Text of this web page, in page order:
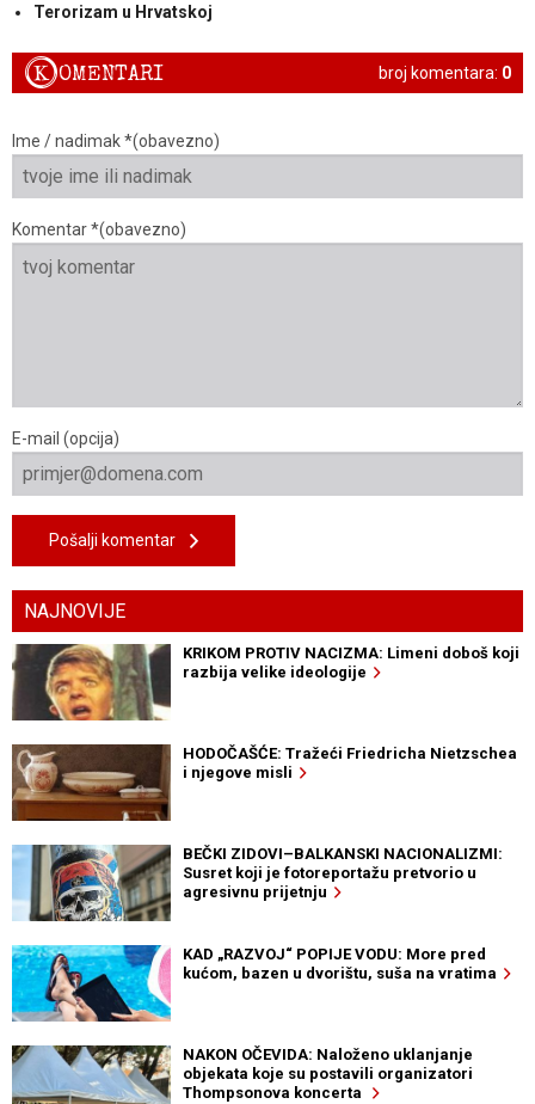
Terorizam u Hrvatskoj
broj komentara: 0
KOMENTARI
Ime / nadimak *(obavezno)
Komentar *(obavezno)
E-mail (opcija)
Pošalji komentar
NAJNOVIJE
KRIKOM PROTIV NACIZMA: Limeni doboš koji
razbija velike ideologije
HODOČAŠĆE: Tražeći Friedricha Nietzschea
i njegove misli
BEČKI ZIDOVI–BALKANSKI NACIONALIZMI:
Susret koji je fotoreportažu pretvorio u
agresivnu prijetnju
KAD „RAZVOJ“ POPIJE VODU: More pred
kućom, bazen u dvorištu, suša na vratima
NAKON OČEVIDA: Naloženo uklanjanje
objekata koje su postavili organizatori
Thompsonova koncerta